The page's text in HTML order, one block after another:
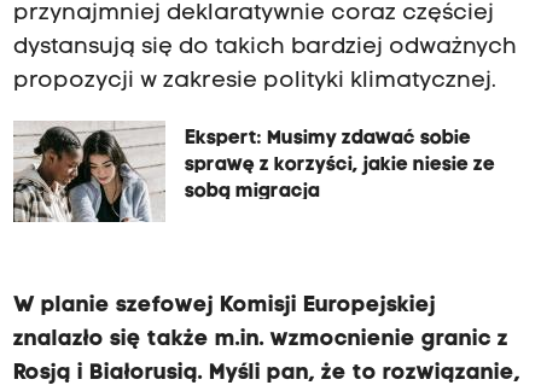
przynajmniej deklaratywnie coraz częściej
dystansują się do takich bardziej odważnych
propozycji w zakresie polityki klimatycznej.
Ekspert: Musimy zdawać sobie
sprawę z korzyści, jakie niesie ze
sobą migracja
W planie szefowej Komisji Europejskiej
znalazło się także m.in. wzmocnienie granic z
Rosją i Białorusią. Myśli pan, że to rozwiązanie,